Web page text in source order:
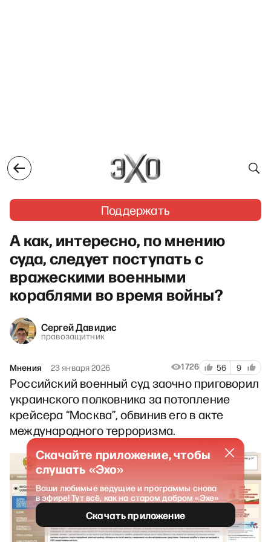
Поддержать
А как, интересно, по мнению
суда, следует поступать с
вражескими военными
кораблями во время войны?
Сергей Давидис
правозащитник
Мнения 23 января 2026 1726 56 9
Российский военный суд заочно приговорил
украинского полковника за потопление
крейсера “Москва”, обвинив его в акте
международного терроризма.
Скачайте приложение, чтобы
слушать «Эхо»
Ваши любимые ведущие и программы снова
в эфире! Тут всё, как на старом добром «Эхе»
Скачать приложение